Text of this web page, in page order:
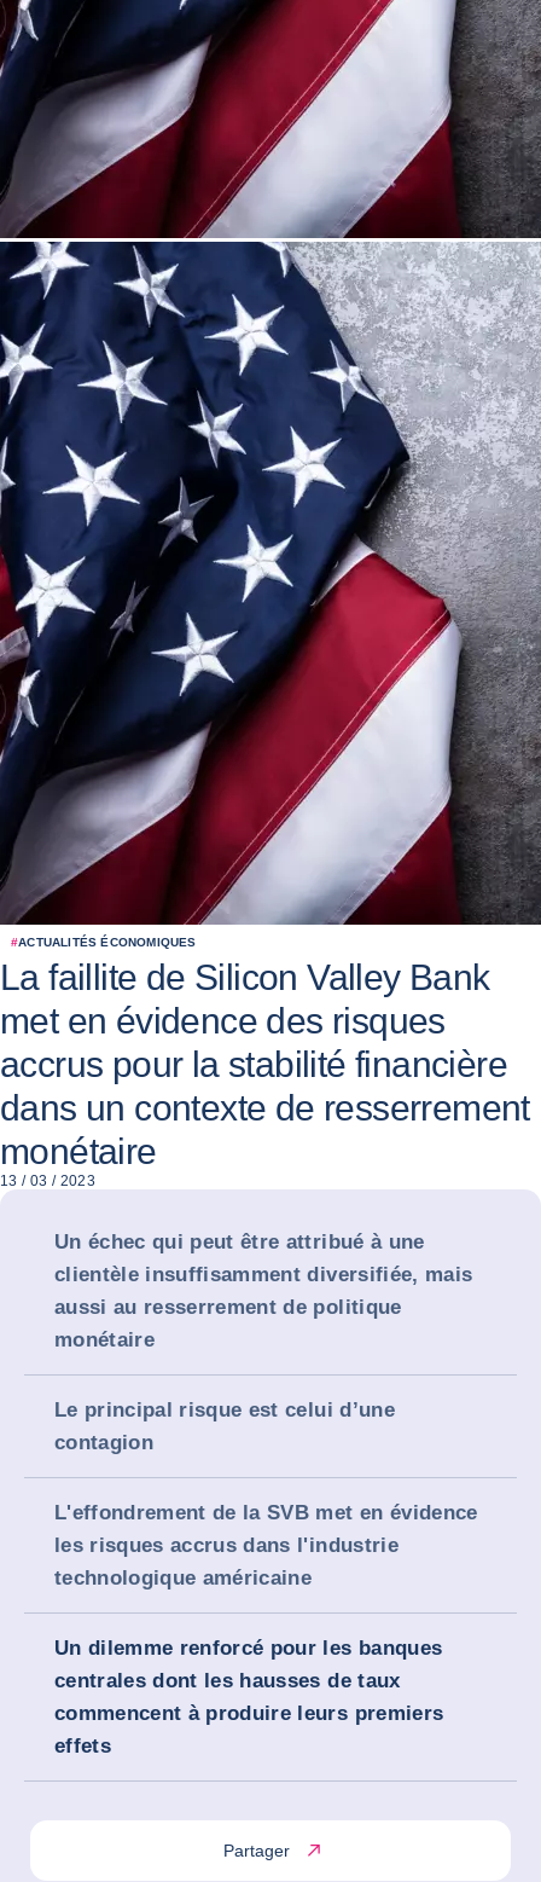
#ACTUALITÉS ÉCONOMIQUES
La faillite de Silicon Valley Bank
met en évidence des risques
accrus pour la stabilité financière
dans un contexte de resserrement
monétaire
13 / 03 / 2023
Un échec qui peut être attribué à une
clientèle insuffisamment diversifiée, mais
aussi au resserrement de politique
monétaire
Le principal risque est celui d’une
contagion
L'effondrement de la SVB met en évidence
les risques accrus dans l'industrie
technologique américaine
Un dilemme renforcé pour les banques
centrales dont les hausses de taux
commencent à produire leurs premiers
effets
Partager